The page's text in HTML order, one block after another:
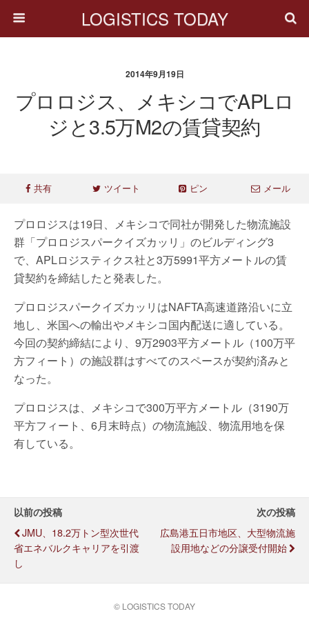
LOGISTICS TODAY
2014年9月19日
プロロジス、メキシコでAPLロ
ジと3.5万m2の賃貸契約
共有 ツイート ピン メール
プロロジスは19日、メキシコで同社が開発した物流施設
群「プロロジスパークイズカッリ」のビルディング3
で、APLロジスティクス社と3万5991平方メートルの賃
貸契約を締結したと発表した。
プロロジスパークイズカッリはNAFTA高速道路沿いに立
地し、米国への輸出やメキシコ国内配送に適している。
今回の契約締結により、9万2903平方メートル（100万平
方フィート）の施設群はすべてのスペースが契約済みと
なった。
プロロジスは、メキシコで300万平方メートル（3190万
平方フィート、6月末時点）の物流施設、物流用地を保
有している。
以前の投稿
JMU、18.2万トン型次世代
省エネバルクキャリアを引渡
し
次の投稿
広島港五日市地区、大型物流施
設用地などの分譲受付開始
© LOGISTICS TODAY